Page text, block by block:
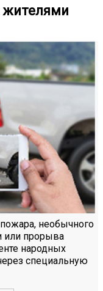
жителями
необычного
или прорыва
народных
специальную